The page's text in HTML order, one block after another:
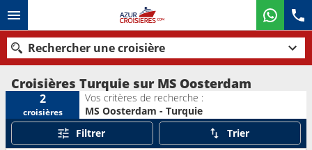
Rechercher une croisière
Nos destinations
Croisières Turquie sur MS Oosterdam
2
croisières
Vos critères de recherche :
MS Oosterdam - Turquie
Filtrer
Trier